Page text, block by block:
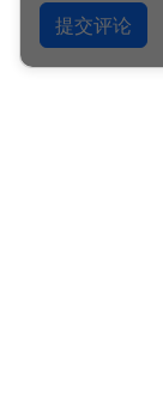
提交评论